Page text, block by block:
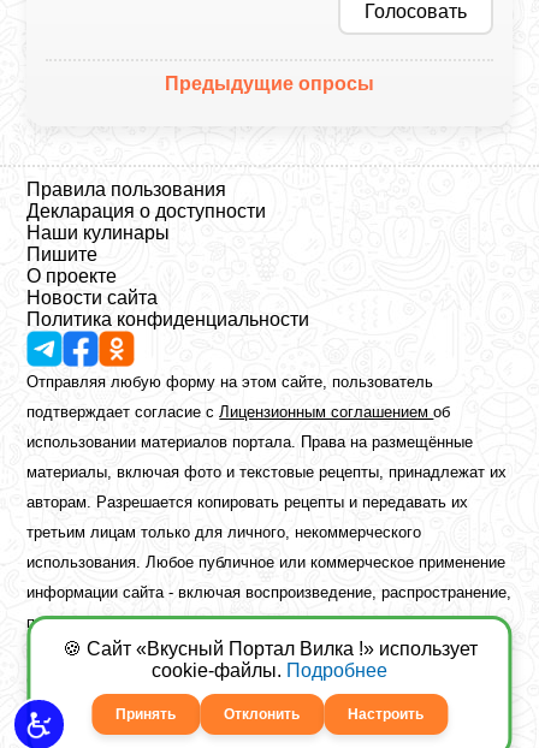
Голосовать
Предыдущие опросы
Правила пользования
Декларация о доступности
Наши кулинары
Пишите
О проекте
Новости сайта
Политика конфиденциальности
Отправляя любую форму на этом сайте, пользователь
подтверждает согласие сЛицензионным соглашениемоб
использовании материалов портала. Права на размещённые
материалы, включая фото и текстовые рецепты, принадлежат их
авторам. Разрешается копировать рецепты и передавать их
третьим лицам только для личного, некоммерческого
использования. Любое публичное или коммерческое применение
информации сайта - включая воспроизведение, распространение,
публикацию или обработку - возможно лишь при наличии
предварительного письменного разрешения правообладателя.
Copyright ©2026 Вкусный Портал Вилка
Сайт построенfreebrush.net
🍪 Сайт «Вкусный Портал Вилка !» использует
cookie-файлы. Подробнее
Принять Отклонить Настроить